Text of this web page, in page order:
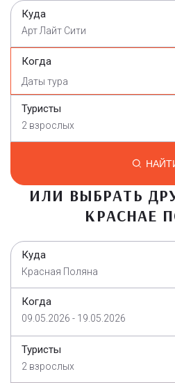
Куда
Арт Лайт Сити
Когда
Туристы
2 взрослых
ИЛИ ВЫБРАТЬ
КРАСНАЕ
Куда
Красная Поляна
Когда
09.05.2026 - 19.05.2026
Туристы
2 взрослых